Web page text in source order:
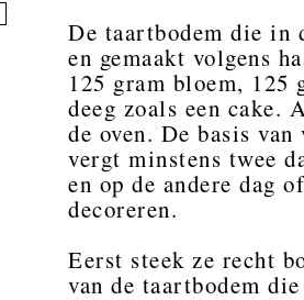
De taartbodem die in
en gemaakt volgens
125 gram bloem, 125
deeg zoals een
de oven. De basis
vergt minstens twee
en op de andere dag
decoreren.
Eerst steek ze recht
van de taartbodem